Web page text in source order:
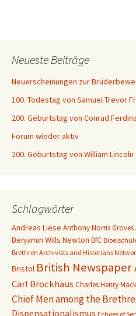
Neueste Beiträge
Neuerscheinungen zur
100. Todestag von Samuel Trevor
200. Geburtstag von Conrad
Forum wieder aktiv
200. Geburtstag von William Lincoln
Schlagwörter
Andreas Liese Anthony Norris Groves
Benjamin Wills Newton BfC
Brethren Archivists and Historians
Bristol British Newspaper
Carl Brockhaus Charles Henry
Chief Men among the
Dispensationalismus Echoes of